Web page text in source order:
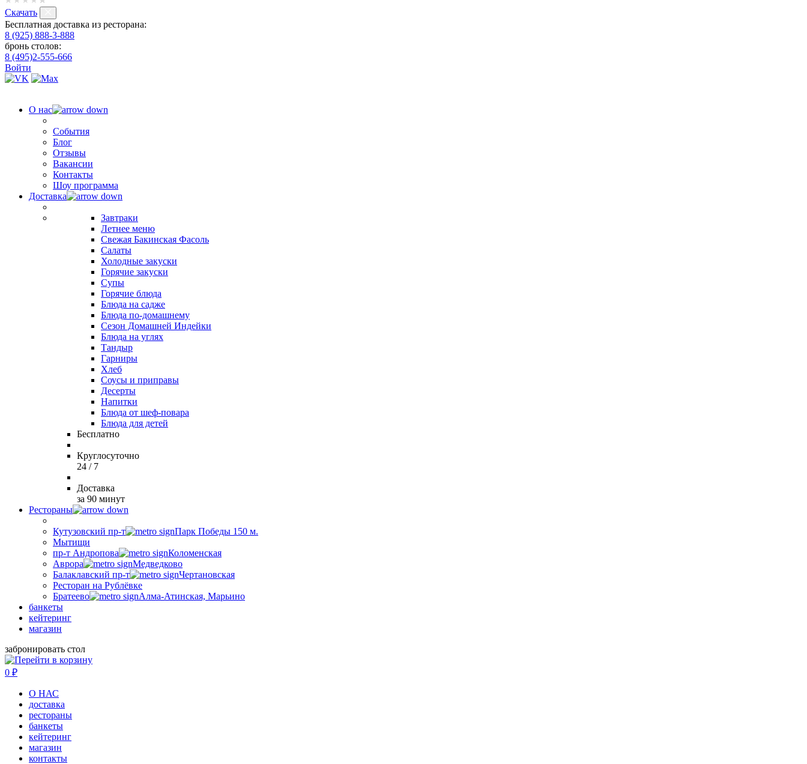
Скачать
Бесплатная доставка из ресторана:
8 (925) 888-3-888
бронь столов:
8 (495)2-555-666
Войти
О нас
События
Блог
Отзывы
Вакансии
Контакты
Шоу программа
Доставка
Завтраки
Летнее меню
Свежая Бакинская Фасоль
Салаты
Холодные закуски
Горячие закуски
Супы
Горячие блюда
Блюда на садже
Блюда по-домашнему
Сезон Домашней Индейки
Блюда на углях
Тандыр
Гарниры
Хлеб
Соусы и приправы
Десерты
Напитки
Блюда от шеф-повара
Блюда для детей
Бесплатно
Круглосуточно
24 / 7
Доставка
за 90 минут
Рестораны
Кутузовский пр-т
Парк Победы 150 м.
Мытищи
пр-т Андропова
Коломенская
Аврора
Медведково
Балаклавский пр-т
Чертановская
Ресторан на Рублёвке
Братеево
Алма-Атинская, Марьино
банкеты
кейтеринг
магазин
забронировать стол
0 ₽
О НАС
доставка
рестораны
банкеты
кейтеринг
магазин
контакты